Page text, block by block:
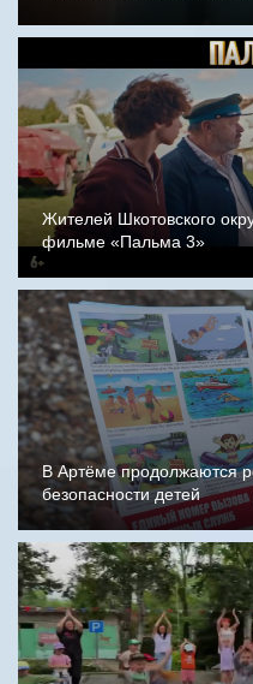
Жителей Шкотовского
фильме «Пальма 3»
В Артёме продолжаются
безопасности детей